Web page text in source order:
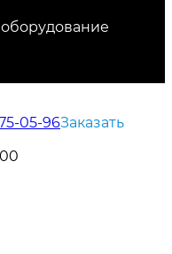
05-96Заказать